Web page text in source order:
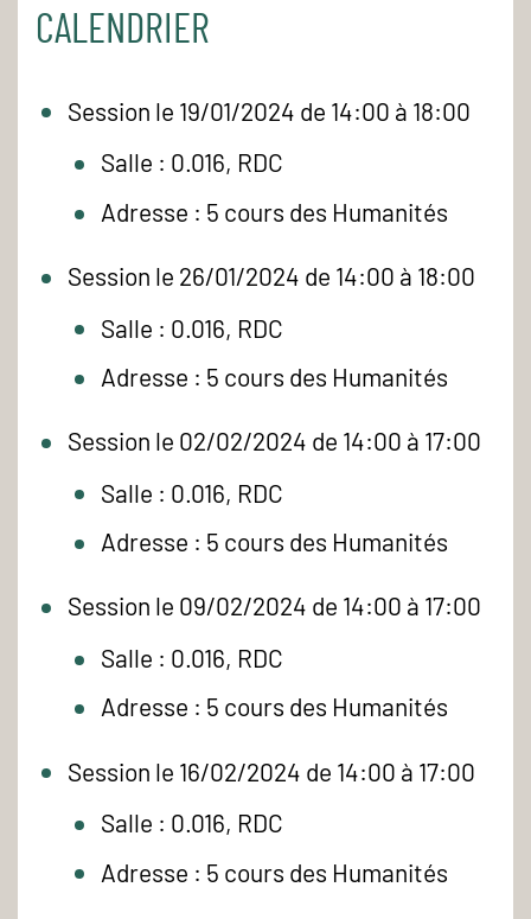
CALENDRIER
Session le 19/01/2024 de 14:00 à 18:00
Salle : 0.016, RDC
Adresse : 5 cours des Humanités
Session le 26/01/2024 de 14:00 à 18:00
Salle : 0.016, RDC
Adresse : 5 cours des Humanités
Session le 02/02/2024 de 14:00 à 17:00
Salle : 0.016, RDC
Adresse : 5 cours des Humanités
Session le 09/02/2024 de 14:00 à 17:00
Salle : 0.016, RDC
Adresse : 5 cours des Humanités
Session le 16/02/2024 de 14:00 à 17:00
Salle : 0.016, RDC
Adresse : 5 cours des Humanités